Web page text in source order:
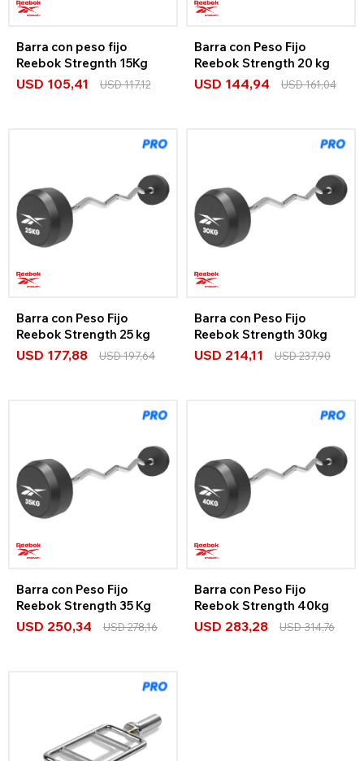
Barra con peso fijo
Reebok Stregnth 15Kg
USD 105,41 USD117,12
Barra con Peso Fijo
Reebok Strength 20 kg
USD 144,94 USD161,04
Barra con Peso Fijo
Reebok Strength 25 kg
USD 177,88 USD197,64
Barra con Peso Fijo
Reebok Strength 30kg
USD 214,11 USD237,90
Barra con Peso Fijo
Reebok Strength 35 Kg
USD 250,34 USD278,16
Barra con Peso Fijo
Reebok Strength 40kg
USD 283,28 USD314,76